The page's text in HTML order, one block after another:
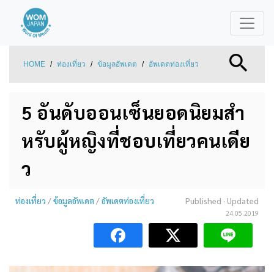
HOME / ท่องเที่ยว / ข้อมูลอัพเดต / อัพเดตท่องเที่ยว
5 อันดับออนเซ็นยอดนิยมสำ
หรับผู้หญิงที่ชอบเที่ยวคนเดีย
ว
ท่องเที่ยว /ข้อมูลอัพเดต /อัพเดตท่องเที่ยว Published · Updated
24.05.2019